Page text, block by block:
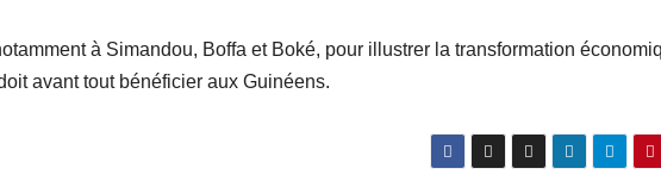
à Simandou, Boffa et Boké, pour illustrer la transformation
avant tout bénéficier aux Guinéens.